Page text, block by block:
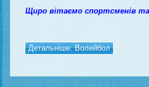
Щиро вітаємо спортсменів
Детальніше: Волейбол